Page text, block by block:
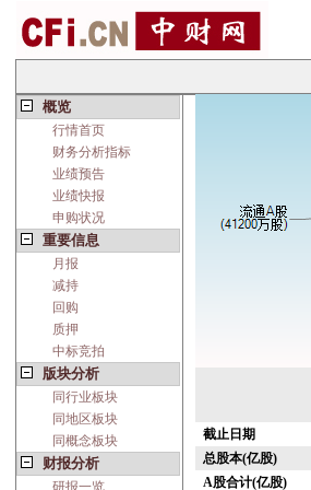
概览
行情首页
财务分析指标
业绩预告
业绩快报
申购状况
重要信息
月报
减持
回购
质押
中标竞拍
版块分析
同行业板块
同地区板块
同概念板块
财报分析
研报一览
截止日期
总股本(亿股)
A股合计(亿股)